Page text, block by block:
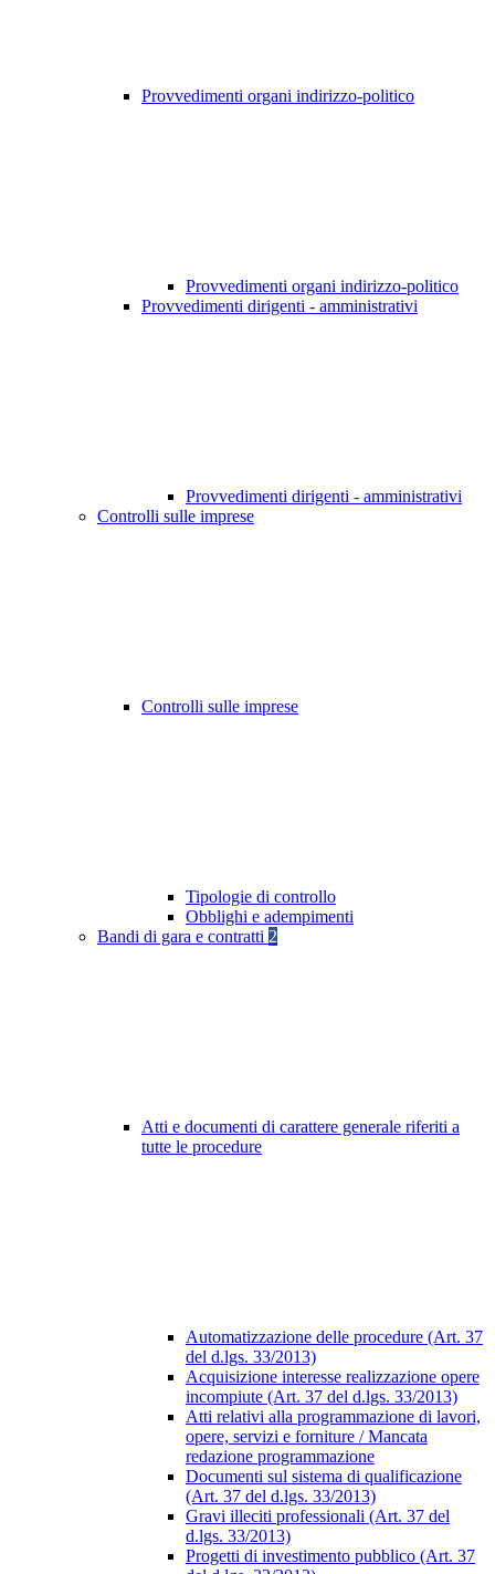
Provvedimenti organi indirizzo-politico
Provvedimenti organi indirizzo-politico
Provvedimenti dirigenti - amministrativi
Provvedimenti dirigenti - amministrativi
Controlli sulle imprese
Controlli sulle imprese
Tipologie di controllo
Obblighi e adempimenti
Bandi di gara e contratti 2
Atti e documenti di carattere generale riferiti a
tutte le procedure
Automatizzazione delle procedure (Art. 37
del d.lgs. 33/2013)
Acquisizione interesse realizzazione opere
incompiute (Art. 37 del d.lgs. 33/2013)
Atti relativi alla programmazione di lavori,
opere, servizi e forniture / Mancata
redazione programmazione
Documenti sul sistema di qualificazione
(Art. 37 del d.lgs. 33/2013)
Gravi illeciti professionali (Art. 37 del
d.lgs. 33/2013)
Progetti di investimento pubblico (Art. 37